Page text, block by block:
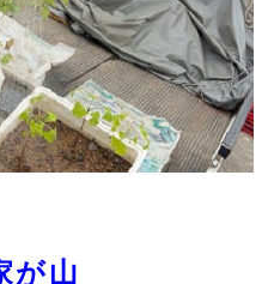
が山